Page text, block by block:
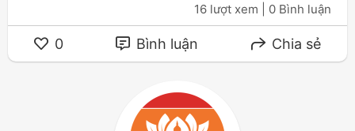
16 lượt xem | 0 Bình luận
0 Bình luận Chia sẻ